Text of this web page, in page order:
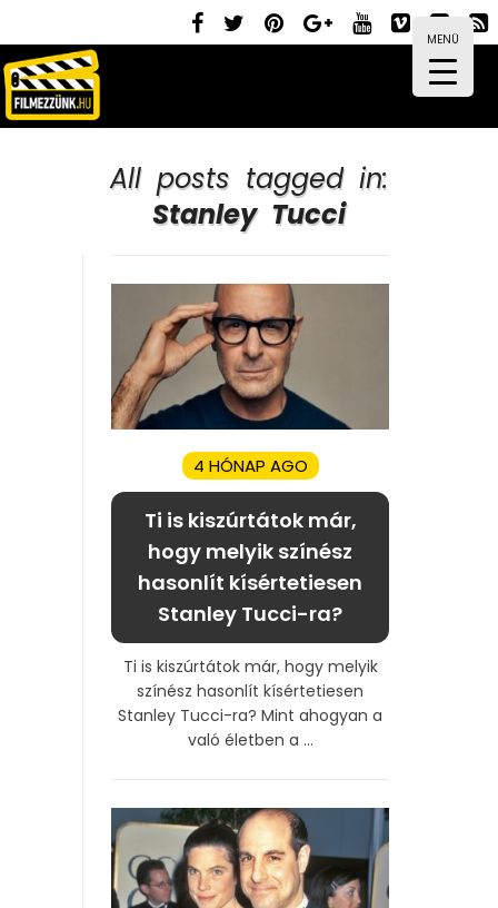
MENÜ
All posts tagged in:
Stanley Tucci
4 HÓNAP AGO
Ti is kiszúrtátok már,
hogy melyik színész
hasonlít kísértetiesen
Stanley Tucci-ra?
Ti is kiszúrtátok már, hogy melyik
színész hasonlít kísértetiesen
Stanley Tucci-ra? Mint ahogyan a
való életben a ...